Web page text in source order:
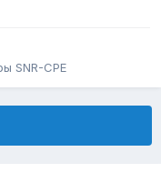
SNR-CPE